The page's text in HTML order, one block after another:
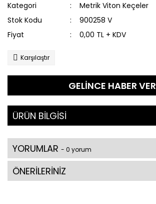
Kategori
Metrik Viton Keçeler
Stok Kodu
900258 V
Fiyat
0,00 TL + KDV
Karşılaştır
GELİNCE HABER VER
ÜRÜN BİLGİSİ
YORUMLAR - 0 yorum
ÖNERİLERİNİZ